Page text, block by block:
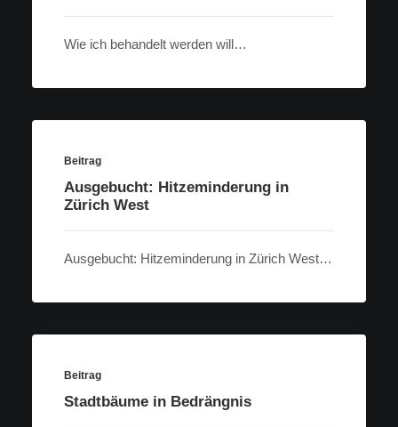
Wie ich behandelt werden will…
Beitrag
Ausgebucht: Hitzeminderung in
Zürich West
Ausgebucht: Hitzeminderung in Zürich West…
Beitrag
Stadtbäume in Bedrängnis